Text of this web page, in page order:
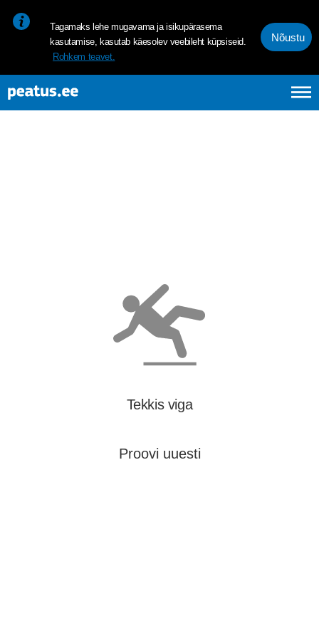
Tagamaks lehe mugavama ja isikupärasema
kasutamise, kasutab käesolev veebileht küpsiseid.
Rohkem teavet.
Nõustu
Tekkis viga
Proovi uuesti